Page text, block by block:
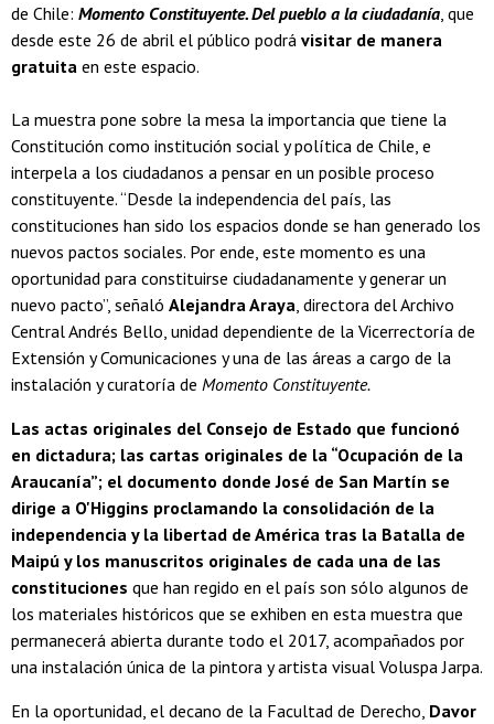
de Chile: Momento Constituyente. Del pueblo a la ciudadanía , que
desde este 26 de abril el público podrá visitar de manera
gratuita en este espacio.
La muestra pone sobre la mesa la importancia que tiene la
Constitución como institución social y política de Chile, e
interpela a los ciudadanos a pensar en un posible proceso
constituyente. “Desde la independencia del país, las
constituciones han sido los espacios donde se han generado los
nuevos pactos sociales. Por ende, este momento es una
oportunidad para constituirse ciudadanamente y generar un
nuevo pacto”, señaló Alejandra Araya , directora del Archivo
Central Andrés Bello, unidad dependiente de la Vicerrectoría de
Extensión y Comunicaciones y una de las áreas a cargo de la
instalación y curatoría de Momento Constituyente.
Las actas originales del Consejo de Estado que funcionó
en dictadura; las cartas originales de la “Ocupación de la
Araucanía”; el documento donde José de San Martín se
dirige a O'Higgins proclamando la consolidación de la
independencia y la libertad de América tras la Batalla de
Maipú y los manuscritos originales de cada una de las
constituciones que han regido en el país son sólo algunos de
los materiales históricos que se exhiben en esta muestra que
permanecerá abierta durante todo el 2017, acompañados por
una instalación única de la pintora y artista visual Voluspa Jarpa.
En la oportunidad, el decano de la Facultad de Derecho, Davor